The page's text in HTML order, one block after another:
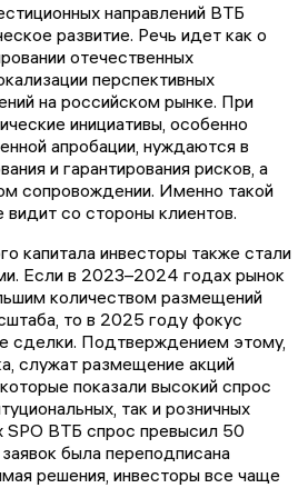
направлений ВТБ
развитие. Речь идет как о
отечественных
перспективных
на российском рынке. При
инициативы, особенно
апробации, нуждаются в
и гарантирования рисков, а
сопровождении. Именно такой
видит со стороны клиентов.
капитала инвесторы также стали
Если в 2023–2024 годах рынок
количеством размещений
то в 2025 году фокус
сделки. Подтверждением этому,
служат размещение акций
показали высокий спрос
так и розничных
SPO ВТБ спрос превысил 50
была переподписана
решения, инвесторы все чаще